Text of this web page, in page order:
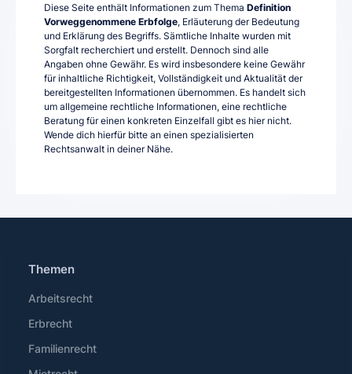
Diese Seite enthält Informationen zum Thema Definition
Vorweggenommene Erbfolge, Erläuterung der Bedeutung
und Erklärung des Begriffs. Sämtliche Inhalte wurden mit
Sorgfalt recherchiert und erstellt. Dennoch sind alle
Angaben ohne Gewähr. Es wird insbesondere keine Gewähr
für inhaltliche Richtigkeit, Vollständigkeit und Aktualität der
bereitgestellten Informationen übernommen. Es handelt sich
um allgemeine rechtliche Informationen, eine rechtliche
Beratung für einen konkreten Einzelfall gibt es hier nicht.
Wende dich hierfür bitte an einen spezialisierten
Rechtsanwalt in deiner Nähe.
Themen
Arbeitsrecht
Erbrecht
Familienrecht